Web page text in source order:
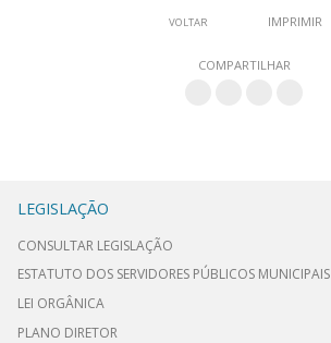
VOLTAR IMPRIMIR
COMPARTILHAR
LEGISLAÇÃO
CONSULTAR LEGISLAÇÃO
ESTATUTO DOS SERVIDORES PÚBLICOS MUNICIPAIS
LEI ORGÂNICA
PLANO DIRETOR